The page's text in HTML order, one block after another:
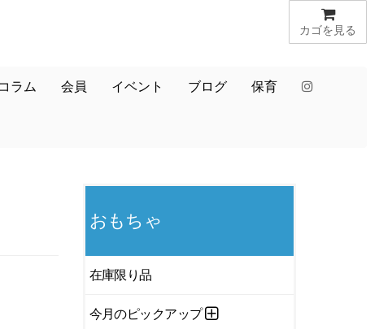
カゴを見る
コラム 会員 イベント ブログ 保育
おもちゃ
在庫限り品
今月のピックアップ